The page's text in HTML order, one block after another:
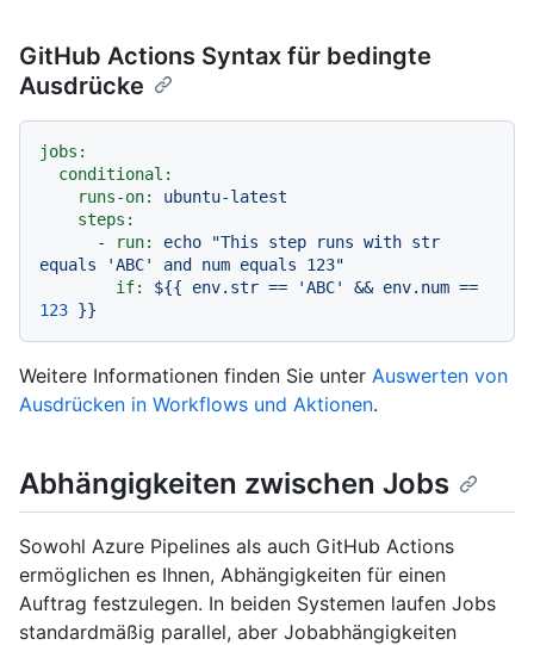
GitHub Actions Syntax für bedingte
Ausdrücke
jobs:
conditional:
runs-on:
ubuntu-latest
steps:
-
run: echo
"This step runs with str
equals 'ABC' and num equals 123"
if:
${{ env.str == 'ABC' && env.num ==
123 }}
Weitere Informationen finden Sie unter Auswerten von
Ausdrücken in Workflows und Aktionen.
Abhängigkeiten zwischen Jobs
Sowohl Azure Pipelines als auch GitHub Actions
ermöglichen es Ihnen, Abhängigkeiten für einen
Auftrag festzulegen. In beiden Systemen laufen Jobs
standardmäßig parallel, aber Jobabhängigkeiten